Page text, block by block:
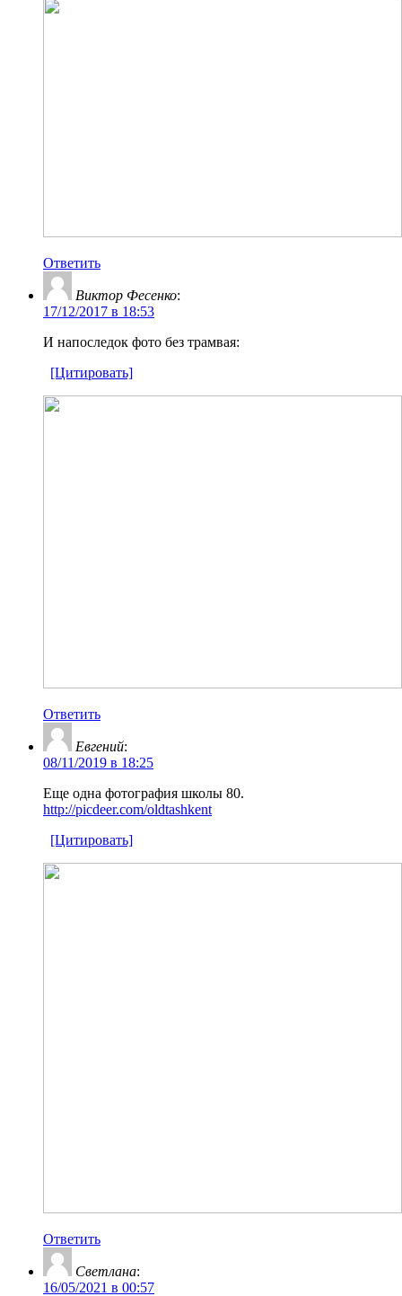
Ответить
Виктор Фесенко:
17/12/2017 в 18:53
И напоследок фото без трамвая:
[Цитировать]
Ответить
Евгений:
08/11/2019 в 18:25
Еще одна фотография школы 80.
http://picdeer.com/oldtashkent
[Цитировать]
Ответить
Светлана:
16/05/2021 в 00:57